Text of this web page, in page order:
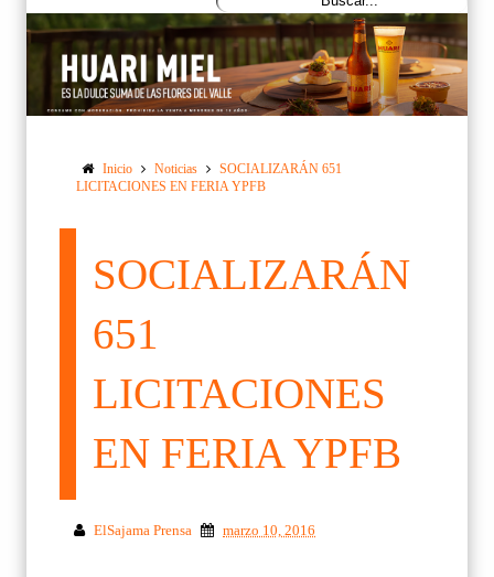
Inicio Noticias
SOCIALIZARÁN 651
LICITACIONES EN FERIA YPFB
SOCIALIZARÁN
651
LICITACIONES
EN FERIA YPFB
ElSajama Prensa marzo 10, 2016